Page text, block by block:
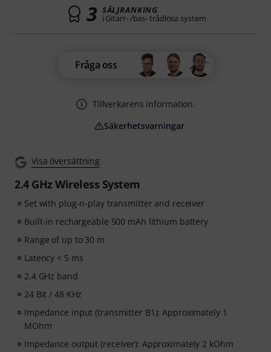
Visa översättning
2.4 GHz Wireless System
Set with plug-n-play transmitter and receiver
Built-in rechargeable 500 mAh lithium battery
Range of up to 30 m
Latency < 5 ms
2.4 GHz band
24 Bit / 48 KHz
Impedance input (transmitter B1): Approximately 1
MOhm
Impedance output (receiver): Approximately 2 kOhm
3 SÄLJRANKING
i Gitarr- /bas- trådlösa system
Fråga oss
Tillverkarens information.
Säkerhetsvarningar